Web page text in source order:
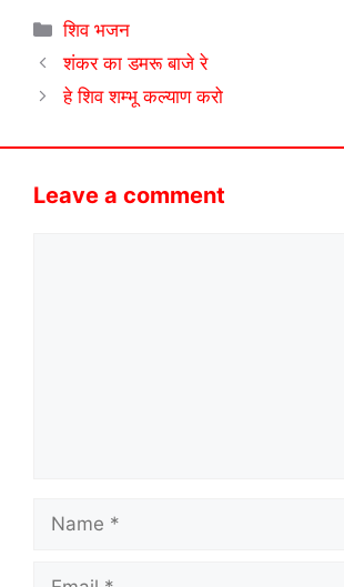
Categories
शिव भजन
शंकर का डमरू बाजे रे
हे शिव शम्भू कल्याण करो
Leave a comment
Name
Email